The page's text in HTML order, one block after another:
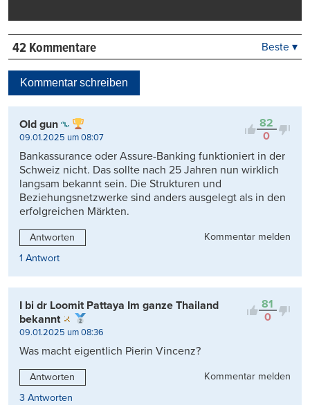
42 Kommentare
Kontrovers
Beste ▾
Kommentar schreiben
82
0
Old gun
09.01.2025 um 08:07
Bankassurance oder Assure-Banking funktioniert in der
Schweiz nicht. Das sollte nach 25 Jahren nun wirklich
langsam bekannt sein. Die Strukturen und
Beziehungsnetzwerke sind anders ausgelegt als in den
erfolgreichen Märkten.
Antworten
Kommentar melden
1 Antwort
81
0
I bi dr Loomit Pattaya Im ganze Thailand
bekannt
09.01.2025 um 08:36
Was macht eigentlich Pierin Vincenz?
Antworten
Kommentar melden
3 Antworten